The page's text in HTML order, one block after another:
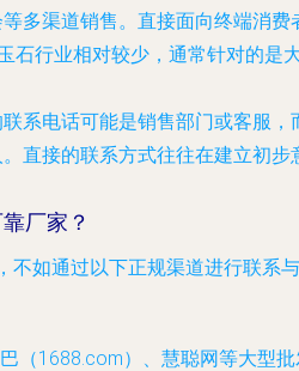
多渠道销售。直接面向终端消费
石行业相对较少，通常针对的是
联系电话可能是销售部门或客服，
直接的联系方式往往在建立初步
厂家？
不如通过以下正规渠道进行联系与
巴（1688.com）、慧聪网等大型